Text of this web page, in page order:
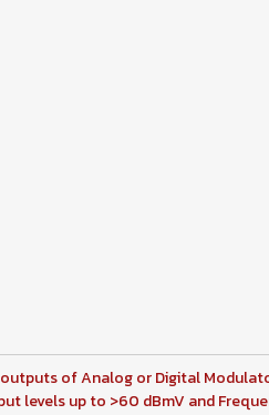
of Analog or Digital
levels up to >60 dBmV and